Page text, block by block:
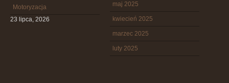
Motoryzacja
23 lipca, 2026
maj 2025
kwiecień 2025
marzec 2025
luty 2025